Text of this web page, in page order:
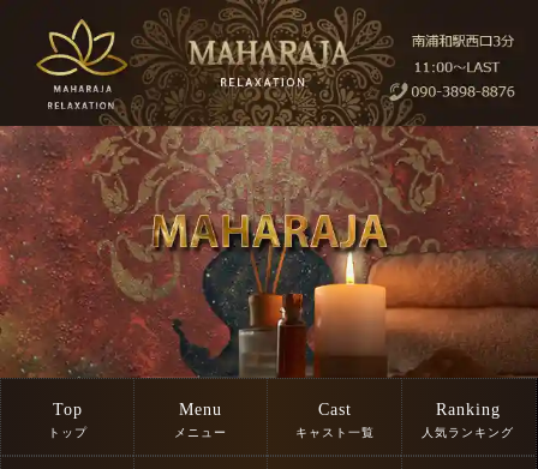
Top
トップ
Menu
メニュー
Cast
キャスト一覧
Ranking
人気ランキング